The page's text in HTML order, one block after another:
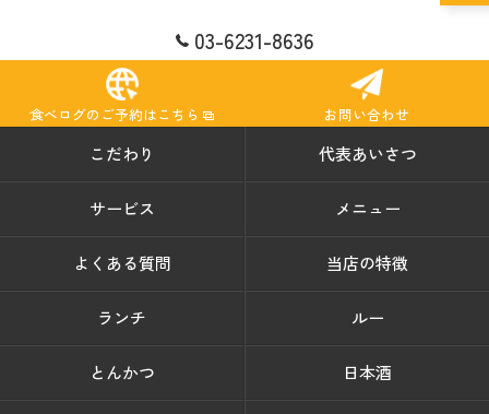
03-6231-8636
食べログのご予約はこちら お問い合わせ
こだわり 代表あいさつ
サービス メニュー
よくある質問 当店の特徴
ランチ ルー
とんかつ 日本酒